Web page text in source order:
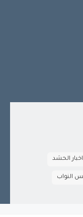
اخبار الحشد
النواب